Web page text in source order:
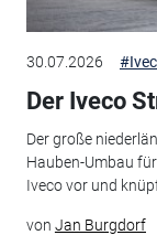
30.07.2026
Der Iveco
Der große
Hauben-Umbau
Iveco vor und
von Jan Burgdorf